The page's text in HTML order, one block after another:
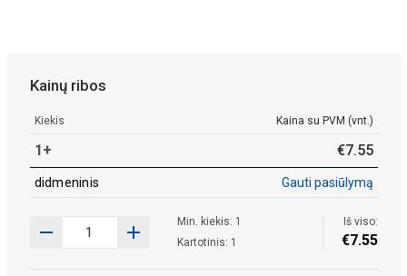
Kainų ribos
Kiekis Kaina su PVM (vnt.)
1+ €7.55
didmeninis Gauti pasiūlymą
Min. kiekis: 1
Kartotinis: 1
Iš viso:
€7.55